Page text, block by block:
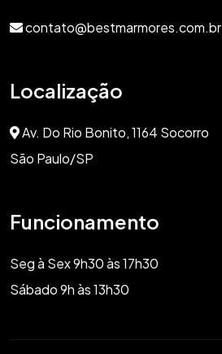
contato@bestmarmores.com.br
Localização
Av. Do Rio Bonito, 1164 Socorro
São Paulo/SP
Funcionamento
Seg à Sex 9h30 às 17h30
Sábado 9h às 13h30